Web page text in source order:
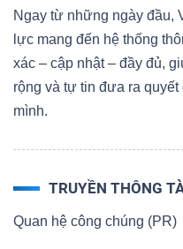
Ngay từ những ngày đầu,
lực mang đến hệ thống
xác – cập nhật – đầy đủ,
rộng và tự tin đưa ra
mình.
TRUYỀN THÔNG
Quan hệ công chúng (PR)